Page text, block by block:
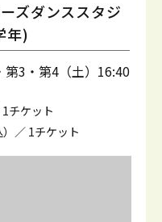
ズダンススタジ
年)
第3・第4（土）16:40
1チケット
）／ 1チケット